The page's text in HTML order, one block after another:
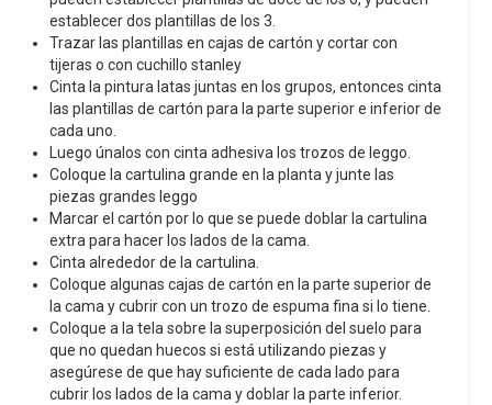
establecer dos plantillas de los 3.
Trazar las plantillas en cajas de cartón y cortar con
tijeras o con cuchillo stanley
Cinta la pintura latas juntas en los grupos, entonces cinta
las plantillas de cartón para la parte superior e inferior de
cada uno.
Luego únalos con cinta adhesiva los trozos de leggo.
Coloque la cartulina grande en la planta y junte las
piezas grandes leggo
Marcar el cartón por lo que se puede doblar la cartulina
extra para hacer los lados de la cama.
Cinta alrededor de la cartulina.
Coloque algunas cajas de cartón en la parte superior de
la cama y cubrir con un trozo de espuma fina si lo tiene.
Coloque a la tela sobre la superposición del suelo para
que no quedan huecos si está utilizando piezas y
asegúrese de que hay suficiente de cada lado para
cubrir los lados de la cama y doblar la parte inferior.